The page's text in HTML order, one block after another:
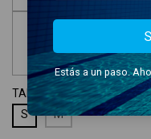
TALLE:S
S
M
Estás a un paso.